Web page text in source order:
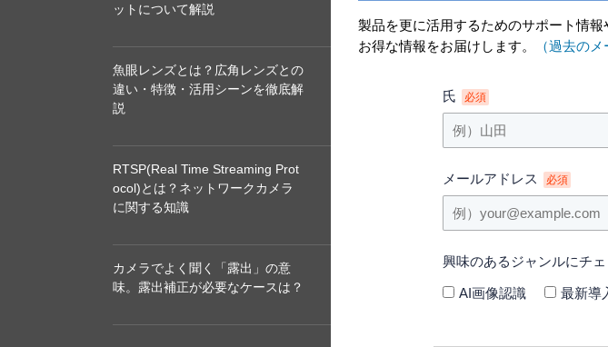
製品を更に活用するためのサポート情
お得な情報をお届けします。
（過去のメ
氏 必須
メールアドレス 必須
興味のあるジャンルにチ
AI画像認識 最新導
ットについて解説
魚眼レンズとは？広角レンズとの
違い・特徴・活用シーンを徹底解
説
RTSP(Real Time Streaming Prot
ocol)とは？ネットワークカメラ
に関する知識
カメラでよく聞く「露出」の意
味。露出補正が必要なケースは？